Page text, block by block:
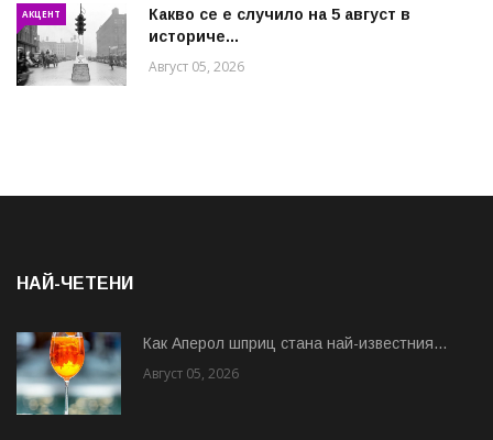
АКЦЕНТ
Какво се е случило на 5 август в
историче...
Август 05, 2026
НАЙ-ЧЕТЕНИ
Как Аперол шприц стана най-известния...
Август 05, 2026